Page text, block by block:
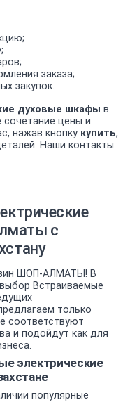
заказа;
закупок.
духовые шкафы в
сочетание цены и
нажав кнопку купить,
Наши контакты
с
ШОП-АЛМАТЫ! В
Встраиваемые
только
соответствуют
и подойдут как для
электрические
популярные